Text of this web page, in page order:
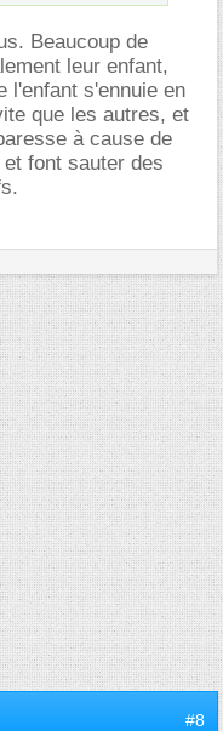
Beaucoup de
leur enfant,
l'enfant s'ennuie en
que les autres, et
à cause de
font sauter des
#8